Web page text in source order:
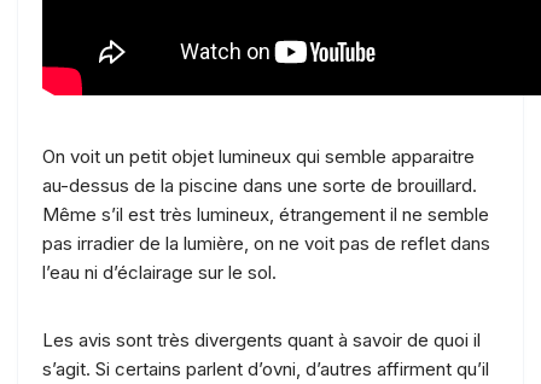
On voit un petit objet lumineux qui semble apparaitre
au-dessus de la piscine dans une sorte de brouillard.
Même s’il est très lumineux, étrangement il ne semble
pas irradier de la lumière, on ne voit pas de reflet dans
l’eau ni d’éclairage sur le sol.
Les avis sont très divergents quant à savoir de quoi il
s’agit. Si certains parlent d’ovni, d’autres affirment qu’il